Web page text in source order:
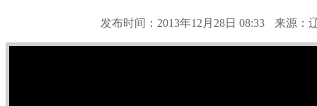
发布时间：2013年12月28日 08:33 来源：